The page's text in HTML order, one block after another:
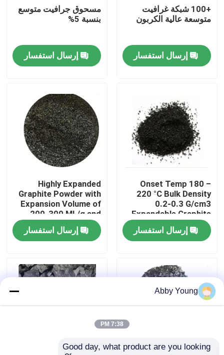
مسكن
معلومات عنا
جولة في المعمل
مراقبة الجودة
اتصل بنا
حالات
فليك الجرافيت الطبيعي
+100 شبكة غرافيت
متوسعة عالية الكربون
إرسال استفسار
مسحوق جرافيت متوسع
بنسبة 5%
إرسال استفسار
Onset Temp 180 –
220 °C Bulk Density
0.2-0.3 G/cm3
Expandable Graphite
Powder for
Performance
إرسال استفسار
Highly Expanded
Graphite Powder with
Expansion Volume of
200-300 ML/g and
Volatile Content ≤4%
إرسال استفسار
Abby Young
7:38 PM
Good day, what product are you looking